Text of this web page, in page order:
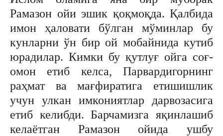
Рамазон ойи эшик қоқмоқда. Қалбида
имон ҳаловати бўлган мўминлар бу
кунларни ўн бир ой мобайнида кутиб
юрадилар. Кимки бу қутлуғ ойга соғ-
омон етиб келса, Парвардигорнинг
раҳмат ва мағфиратига етишишлик
учун улкан имкониятлар дарвозасига
етиб келибди. Барчамизга яқинлашиб
келаётган Рамазон ойида ушбу